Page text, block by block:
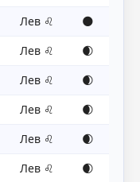
Лев ♌
🌑
Лев ♌
🌒
Лев ♌
🌒
Лев ♌
🌒
Лев ♌
🌒
Лев ♌
🌒